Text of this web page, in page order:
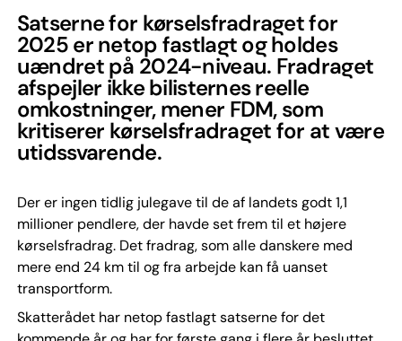
Satserne for kørselsfradraget for
2025 er netop fastlagt og holdes
uændret på 2024-niveau. Fradraget
afspejler ikke bilisternes reelle
omkostninger, mener FDM, som
kritiserer kørselsfradraget for at være
utidssvarende.
Der er ingen tidlig julegave til de af landets godt 1,1
millioner pendlere, der havde set frem til et højere
kørselsfradrag. Det fradrag, som alle danskere med
mere end 24 km til og fra arbejde kan få uanset
transportform.
Skatterådet har netop fastlagt satserne for det